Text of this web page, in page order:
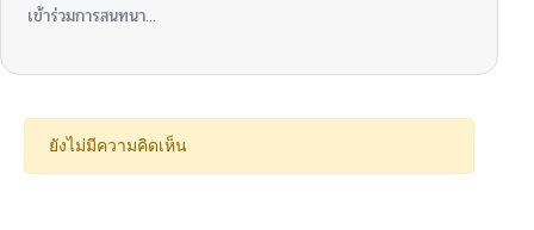
เข้าร่วมการสนทนา...
ยังไม่มีความคิดเห็น